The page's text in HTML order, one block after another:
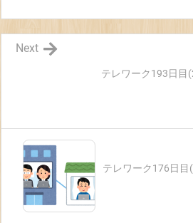
テレワーク193日目
Next
テレワーク176日